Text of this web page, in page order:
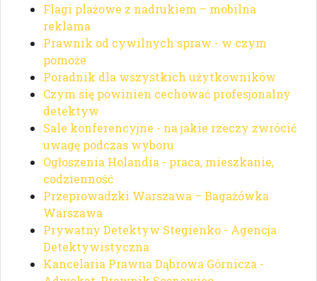
Flagi plażowe z nadrukiem – mobilna
reklama
Prawnik od cywilnych spraw - w czym
pomoże
Poradnik dla wszystkich użytkowników
Czym się powinien cechować profesjonalny
detektyw
Sale konferencyjne - na jakie rzeczy zwrócić
uwagę podczas wyboru
Ogłoszenia Holandia - praca, mieszkanie,
codzienność
Przeprowadzki Warszawa – Bagażówka
Warszawa
Prywatny Detektyw Stegienko - Agencja
Detektywistyczna
Kancelaria Prawna Dąbrowa Górnicza -